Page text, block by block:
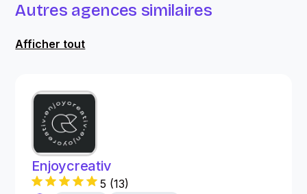
Autres agences similaires
Afficher tout
Enjoycreativ
5 (13)